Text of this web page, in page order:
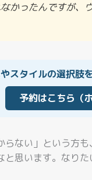
かったんですが
スタイルの選択肢
予約はこちら（
らない」という方
と思います。なり